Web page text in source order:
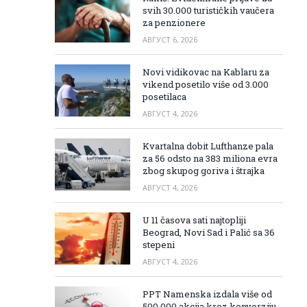
svih 30.000 turističkih vaučera
za penzionere
АВГУСТ 6, 2026
Novi vidikovac na Kablaru za
vikend posetilo više od 3.000
posetilaca
АВГУСТ 4, 2026
Kvartalna dobit Lufthanze pala
za 56 odsto na 383 miliona evra
zbog skupog goriva i štrajka
АВГУСТ 4, 2026
U 11 časova sati najtopliji
Beograd, Novi Sad i Palić sa 36
stepeni
АВГУСТ 4, 2026
PPT Namenska izdala više od